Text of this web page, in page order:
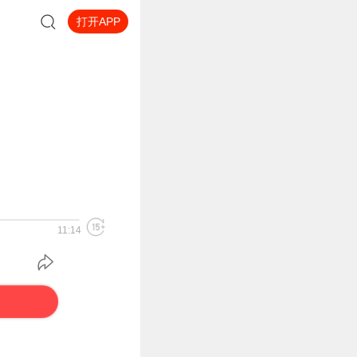
打开APP
11:14